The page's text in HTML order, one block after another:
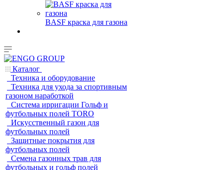
BASF краска для газона
Каталог
Техника и оборудование
Техника для ухода за спортивным
газоном наработкой
Система ирригации Гольф и
футбольных полей TORO
Искусственный газон для
футбольных полей
Защитные покрытия для
футбольных полей
Семена газонных трав для
футбольных и гольф полей